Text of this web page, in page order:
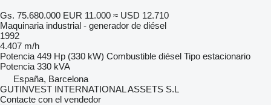
Gs. 75.680.000 EUR 11.000 ≈ USD 12.710
Maquinaria industrial - generador de diésel
1992
4.407 m/h
Potencia 449 Hp (330 kW) Combustible diésel Tipo estacionario
Potencia 330 kVA
España, Barcelona
GUTINVEST INTERNATIONAL ASSETS S.L
Contacte con el vendedor